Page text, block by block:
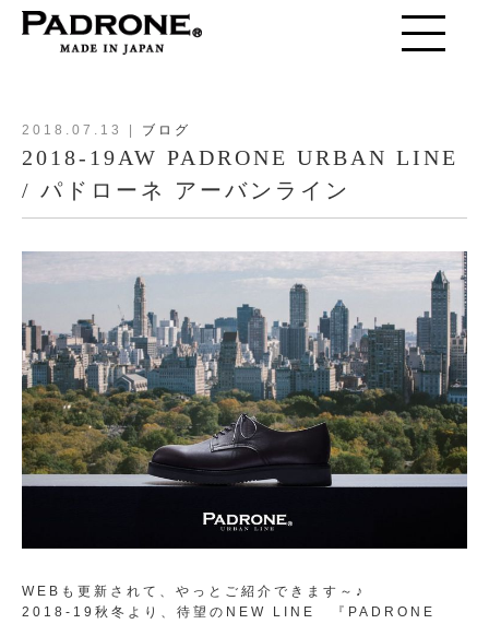
toggle
navigation
2018.07.13 ブログ
2018-19AW PADRONE URBAN LINE
/ パドローネ アーバンライン
WEBも更新されて、やっとご紹介できます～♪
2018-19秋冬より、待望のNEW LINE 『PADRONE